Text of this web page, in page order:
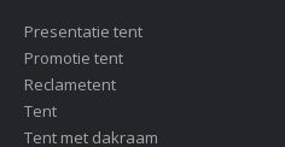
Presentatie tent
Promotie tent
Reclametent
Tent
Tent met dakraam